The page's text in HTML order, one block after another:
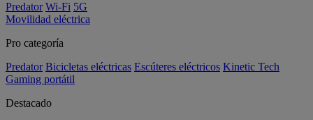
Predator Wi-Fi 5G
Movilidad eléctrica
Pro categoría
Predator Bicicletas eléctricas Escúteres eléctricos Kinetic Tech
Gaming portátil
Destacado